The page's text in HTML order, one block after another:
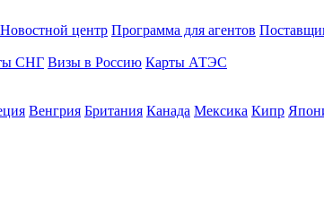
Новостной центр Программа для агентов
СНГ Визы в Россию Карты АТЭС
Венгрия Британия Канада Мексика Кипр